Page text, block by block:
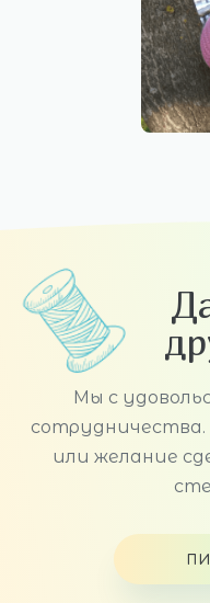
Мы с
сотрудничества.
или желание